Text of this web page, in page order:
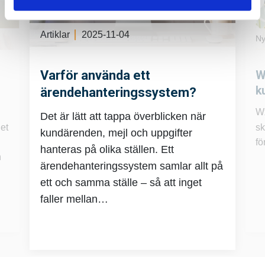
Artiklar 2025-11-04
Varför använda ett
ärendehanteringssystem?
Det är lätt att tappa överblicken när
kundärenden, mejl och uppgifter
hanteras på olika ställen. Ett
ärendehanteringssystem samlar allt på
ett och samma ställe – så att inget
faller mellan…